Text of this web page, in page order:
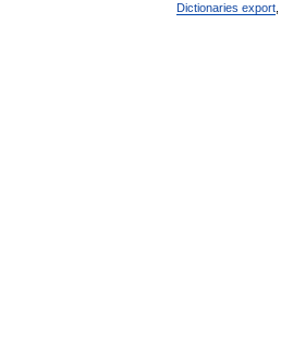
Dictionaries export